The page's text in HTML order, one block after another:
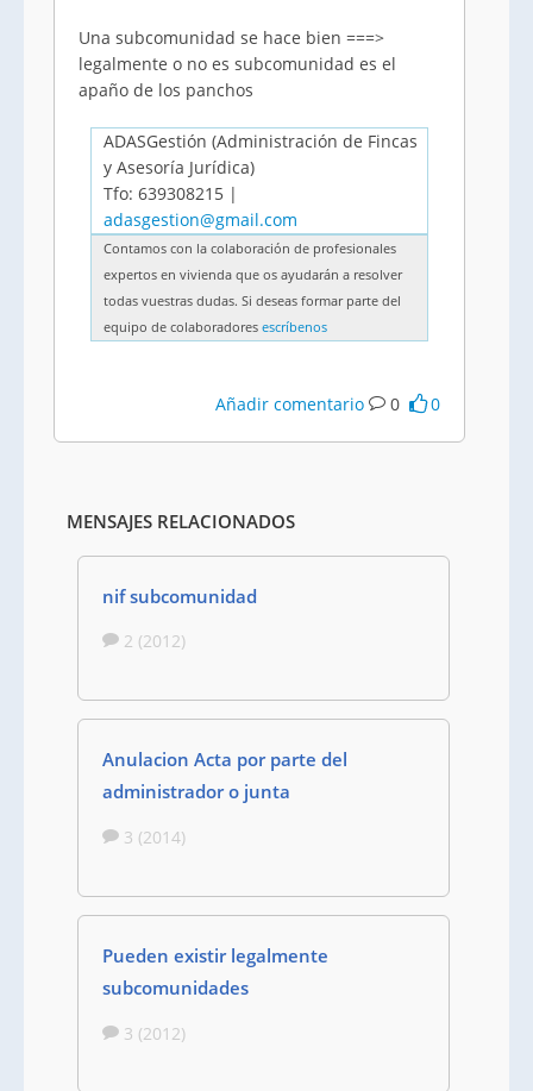
Una subcomunidad se hace bien ===>
legalmente o no es subcomunidad es el
apaño de los panchos
ADASGestión (Administración de Fincas
y Asesoría Jurídica)
Tfo: 639308215 |
adasgestion@gmail.com
Contamos con la colaboración de profesionales
expertos en vivienda que os ayudarán a resolver
todas vuestras dudas. Si deseas formar parte del
equipo de colaboradores escríbenos
Añadir comentario 0 0
MENSAJES RELACIONADOS
nif subcomunidad
2 (2012)
Anulacion Acta por parte del
administrador o junta
3 (2014)
Pueden existir legalmente
subcomunidades
3 (2012)